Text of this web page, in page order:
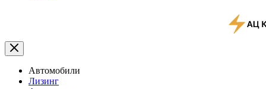
Автомобили
Лизинг